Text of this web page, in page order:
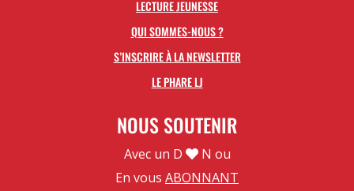
LECTURE JEUNESSE
QUI SOMMES-NOUS ?
S’INSCRIRE À LA NEWSLETTER
LE PHARE LJ
NOUS SOUTENIR
Avec un D
N ou
En vous ABONNANT